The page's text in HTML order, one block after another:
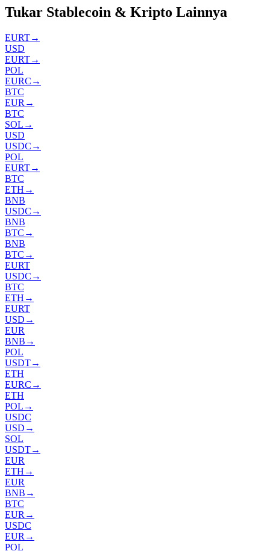
Tukar Stablecoin & Kripto Lainnya
EURT→
USD
EURT→
POL
EURC →
BTC
EUR →
BTC
SOL →
USD
USDC →
POL
EURT→
BTC
ETH →
BNB
USDC →
BNB
BTC →
BNB
BTC →
EURT
USDC →
BTC
ETH →
EURT
USD →
EUR
BNB →
POL
USDT→
ETH
EURC →
ETH
POL →
USDC
USD →
SOL
USDT→
EUR
ETH →
EUR
BNB →
BTC
EUR →
USDC
EUR →
POL